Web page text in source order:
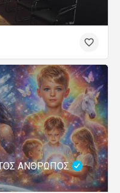
ΑΝΘΡΩΠΟΣ